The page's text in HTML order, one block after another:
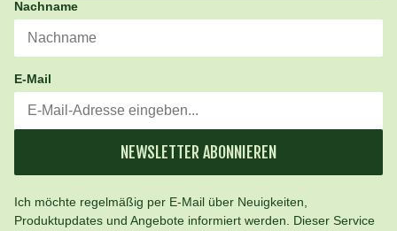
Nachname
E-Mail
NEWSLETTER ABONNIEREN
Ich möchte regelmäßig per E-Mail über Neuigkeiten,
Produktupdates und Angebote informiert werden. Dieser Service